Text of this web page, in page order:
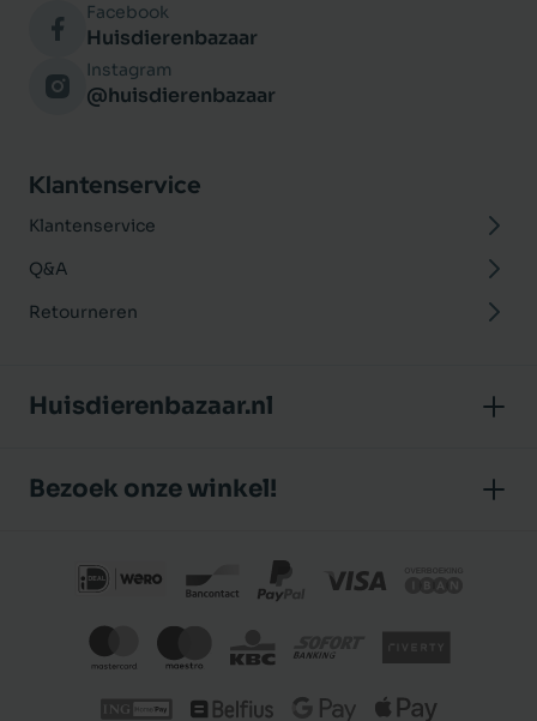
Facebook
Huisdierenbazaar
Instagram
@huisdierenbazaar
Klantenservice
Klantenservice
Q&A
Retourneren
Huisdierenbazaar.nl
Klantbeoordelingen
Privacybeleid
Bezoek onze winkel!
J.P. Poelstraat 8
Nederland